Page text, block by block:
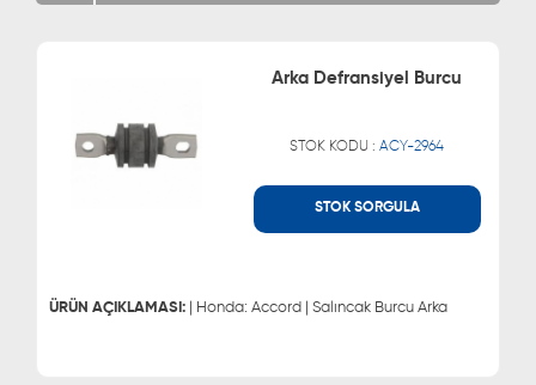
Arka Defransiyel Burcu
STOK KODU :ACY-2964
STOK SORGULA
ÜRÜN AÇIKLAMASI: | Honda: Accord | Salıncak Burcu Arka